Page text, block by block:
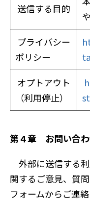
送信する目的
プライバシー
ポリシー
オプトアウト
（利用停止）
第４章 お問い合
外部に送信する
関するご意見、質
フォームからご連絡